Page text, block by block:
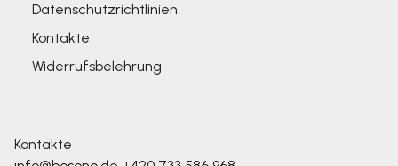
Datenschutzrichtlinien
Kontakte
Widerrufsbelehrung
Kontakte